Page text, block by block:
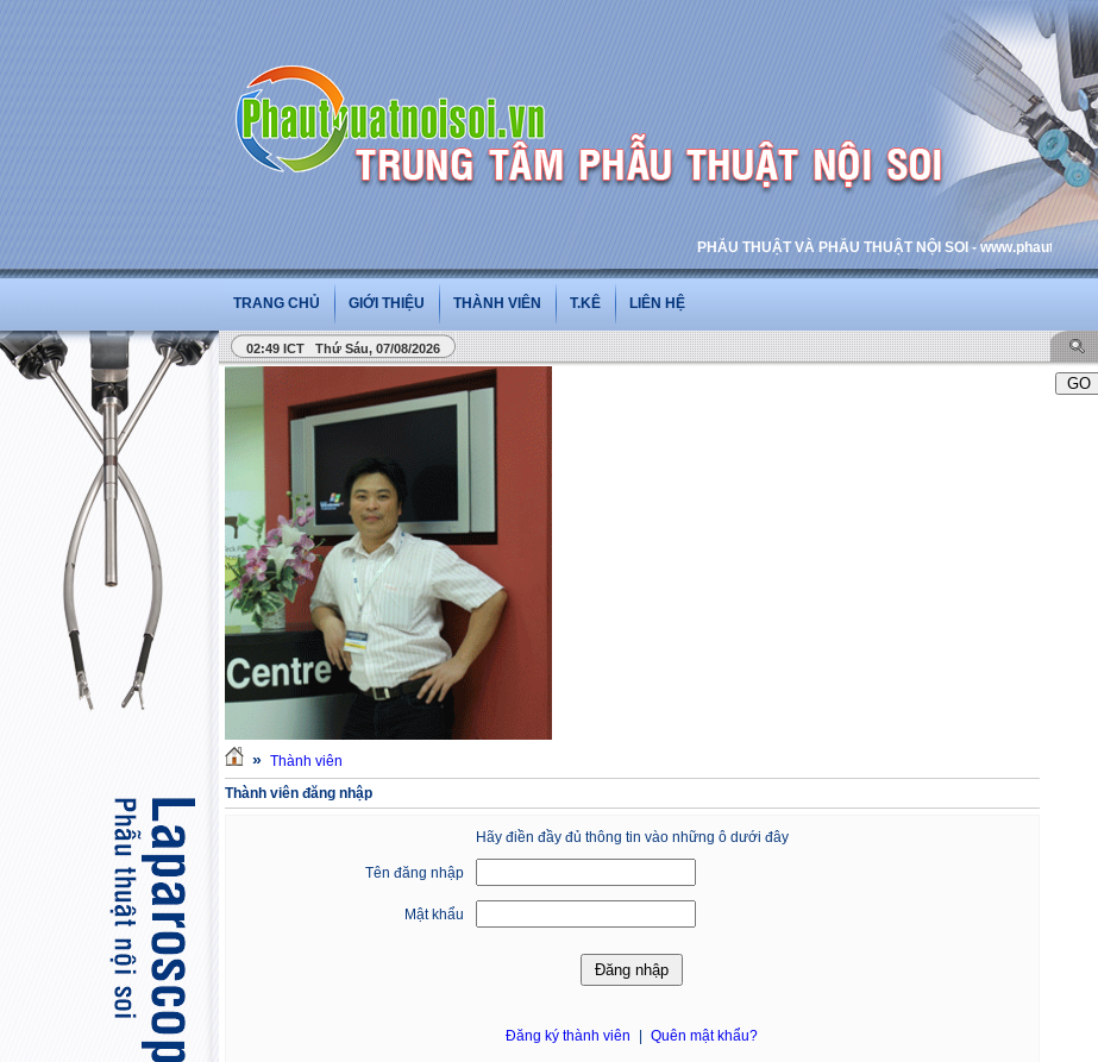
PHẪU THUẬT VÀ PHẪU THUẬT NỘI SOI - www.phauthuatnoisoi.vn
TRANG CHỦ GIỚI THIỆU THÀNH VIÊN T.KÊ LIÊN HỆ
02:49 ICT Thứ Sáu, 07/08/2026
» Thành viên
Thành viên đăng nhập
Hãy điền đầy đủ thông tin vào những ô dưới đây
Tên đăng nhập
Mật khẩu
Đăng ký thành viên Quên mật khẩu?